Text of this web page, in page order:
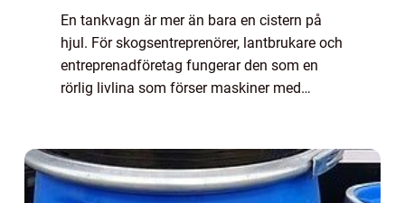
En tankvagn är mer än bara en cistern på
hjul. För skogsentreprenörer, lantbrukare och
entreprenadföretag fungerar den som en
rörlig livlina som förser maskiner med